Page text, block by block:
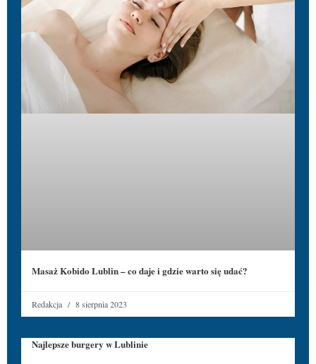
Masaż Kobido Lublin – co daje i gdzie warto się udać?
Redakcja 8 sierpnia 2023
Najlepsze burgery w Lublinie